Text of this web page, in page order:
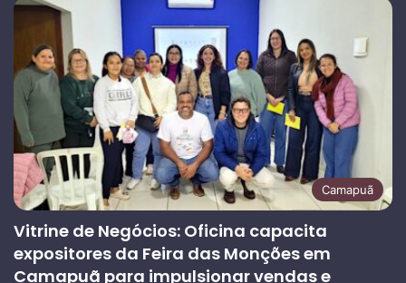
Camapuã
Vitrine de Negócios: Oficina capacita
expositores da Feira das Monções em
Camapuã para impulsionar vendas e